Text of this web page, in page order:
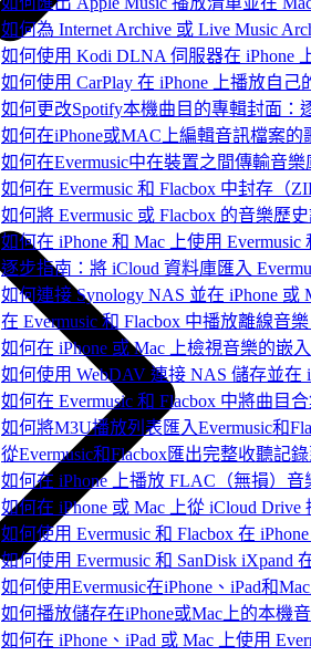
如何為 Internet Archive 或 Live Music
如何使用 Kodi DLNA 伺服器在 iPhone
如何使用 CarPlay 在 iPhone 上播放自己
如何更改Spotify本機曲目的專輯封面：
如何在iPhone或MAC上編輯音訊檔案的
如何在Evermusic中在裝置之間傳輸音
如何在 Evermusic 和 Flacbox 中封存（
如何將 Evermusic 或 Flacbox 的音樂歷
如何在 iPhone 和 Mac 上使用
逐步指南：將 iCloud 資料庫匯入
如何連接 Synology NAS 並在 iPhone 或
在 Evermusic 和 Flacbox 中播放離線音
如何在 iPhone 或 Mac 上檢視音樂的嵌
如何使用 WebDAV 連接 NAS 儲存並在
如何在 Evermusic 和 Flacbox 中將曲目
如何將M3U播放列表匯入Evermusic和
從Evermusic和Flacbox匯出完整收聽記
如何在 iPhone 上播放 FLAC（無損）音
如何在 iPhone 或 Mac 上從 iCloud Drive
如何使用 Evermusic 和 Flacbox 在
如何使用 Evermusic 和 SanDisk iXpand
如何使用Evermusic在iPhone、iPad和
如何播放儲存在iPhone或Mac上的本機
如何在 iPhone、iPad 或 Mac 上使用